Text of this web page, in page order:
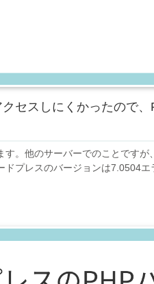
セスしにくかったので
。他のサーバーでのことです
ドプレスのバージョンは7.0504